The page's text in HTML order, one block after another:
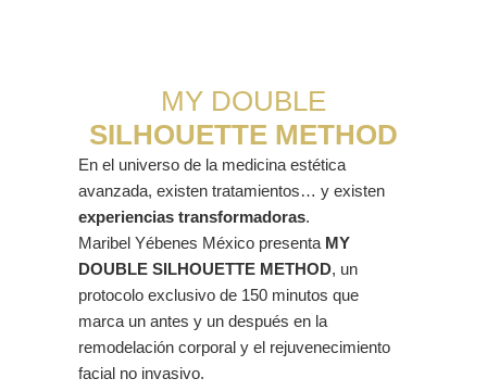
MY DOUBLE
SILHOUETTE METHOD
En el universo de la medicina estética
avanzada, existen tratamientos… y existen
experiencias transformadoras.
Maribel Yébenes México presenta MY
DOUBLE SILHOUETTE METHOD, un
protocolo exclusivo de 150 minutos que
marca un antes y un después en la
remodelación corporal y el rejuvenecimiento
facial no invasivo.